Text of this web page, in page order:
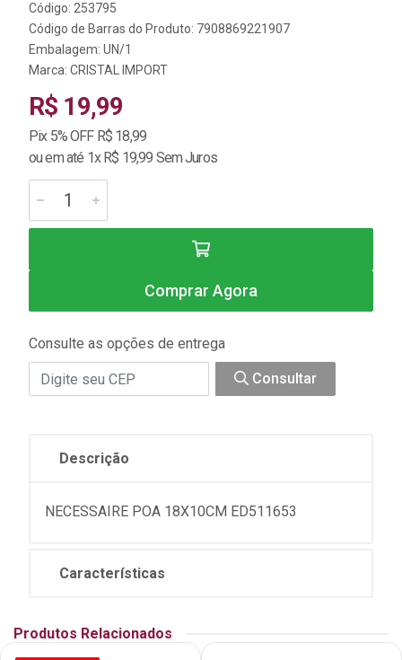
Código: 253795
Código de Barras do Produto: 7908869221907
Embalagem: UN/1
Marca: CRISTAL IMPORT
R$ 19,99
Pix 5% OFF R$ 18,99
ou em até 1x R$ 19,99 Sem Juros
Comprar Agora
Consulte as opções de entrega
Consultar
Descrição
NECESSAIRE POA 18X10CM ED511653
Características
Produtos Relacionados